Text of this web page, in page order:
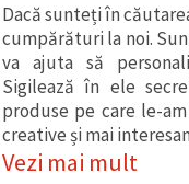
care le
cunoașteți,
suntem
siguri că
veți avea
cea mai
tare
experiență
aici,
amintindu-
Dacă sunteți în
cumpărături la noi.
va ajuta să
Sigilează în ele
produse pe care le-
creative și mai
Vezi mai mult